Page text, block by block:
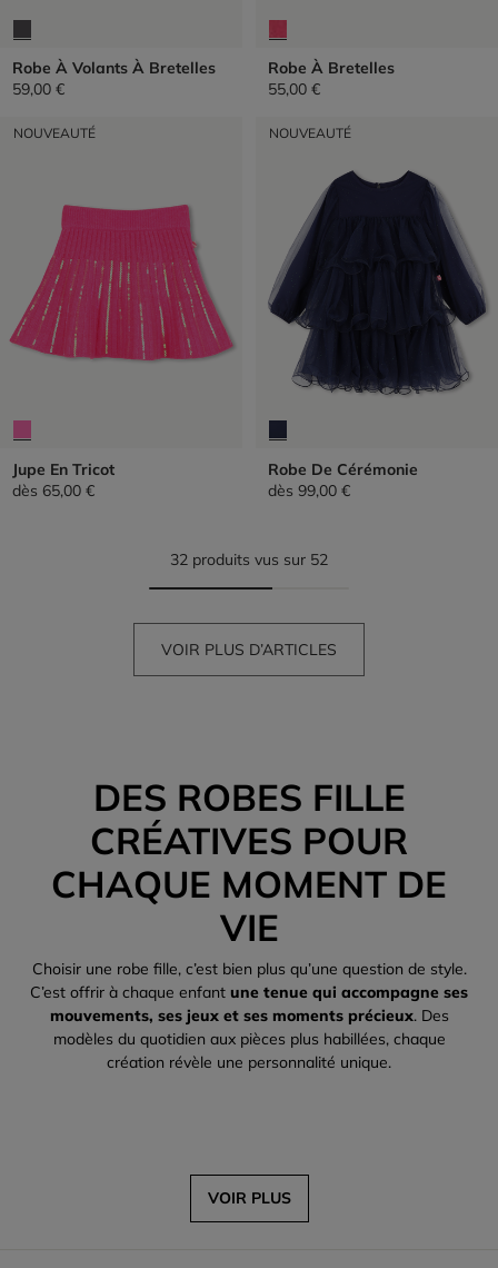
Robe À Volants À Bretelles
59,00 €
Robe À Bretelles
55,00 €
NOUVEAUTÉ
Jupe En Tricot
dès 65,00 €
NOUVEAUTÉ
Robe De Cérémonie
dès 99,00 €
32 produits vus sur 52
VOIR PLUS D’ARTICLES
DES ROBES FILLE
CRÉATIVES POUR
CHAQUE MOMENT DE
VIE
Choisir une robe fille, c’est bien plus qu’une question de style.
C’est offrir à chaque enfant une tenue qui accompagne ses
mouvements, ses jeux et ses moments précieux. Des
modèles du quotidien aux pièces plus habillées, chaque
création révèle une personnalité unique.
VOIR PLUS